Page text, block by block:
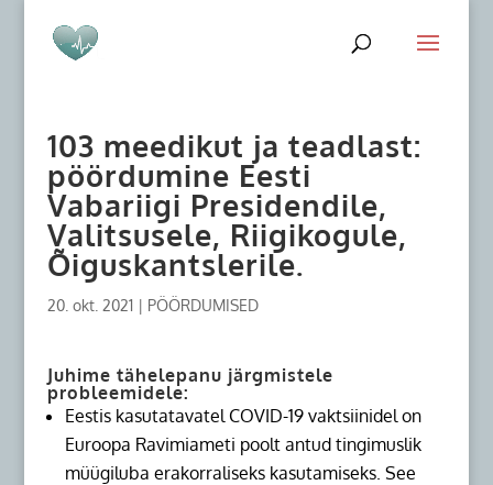
103 meedikut ja teadlast:
pöördumine Eesti
Vabariigi Presidendile,
Valitsusele, Riigikogule,
Õiguskantslerile.
20. okt. 2021| PÖÖRDUMISED
Juhime tähelepanu järgmistele
probleemidele:
Eestis kasutatavatel COVID-19 vaktsiinidel on
Euroopa Ravimiameti poolt antud tingimuslik
müügiluba erakorraliseks kasutamiseks. See